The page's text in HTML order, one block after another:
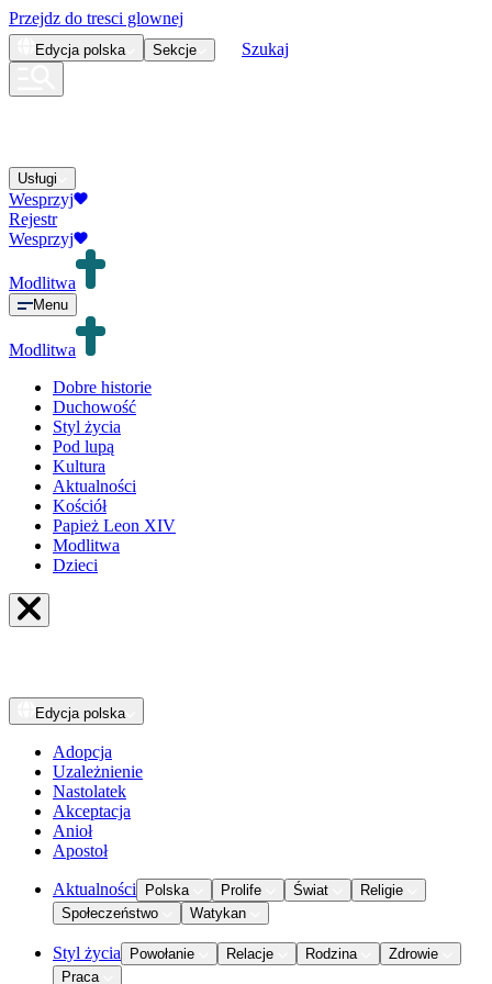
Przejdz do tresci glownej
Edycja polska Sekcje Szukaj
Usługi
Wesprzyj
Rejestr
Wesprzyj
Modlitwa
Menu
Modlitwa
Dobre historie
Duchowość
Styl życia
Pod lupą
Kultura
Aktualności
Kościół
Papież Leon XIV
Modlitwa
Dzieci
Edycja polska
Adopcja
Uzależnienie
Nastolatek
Akceptacja
Anioł
Apostoł
Aktualności Polska Prolife Świat
Religie
Społeczeństwo
Watykan
Styl życia Powołanie Relacje Rodzina
Zdrowie
Praca